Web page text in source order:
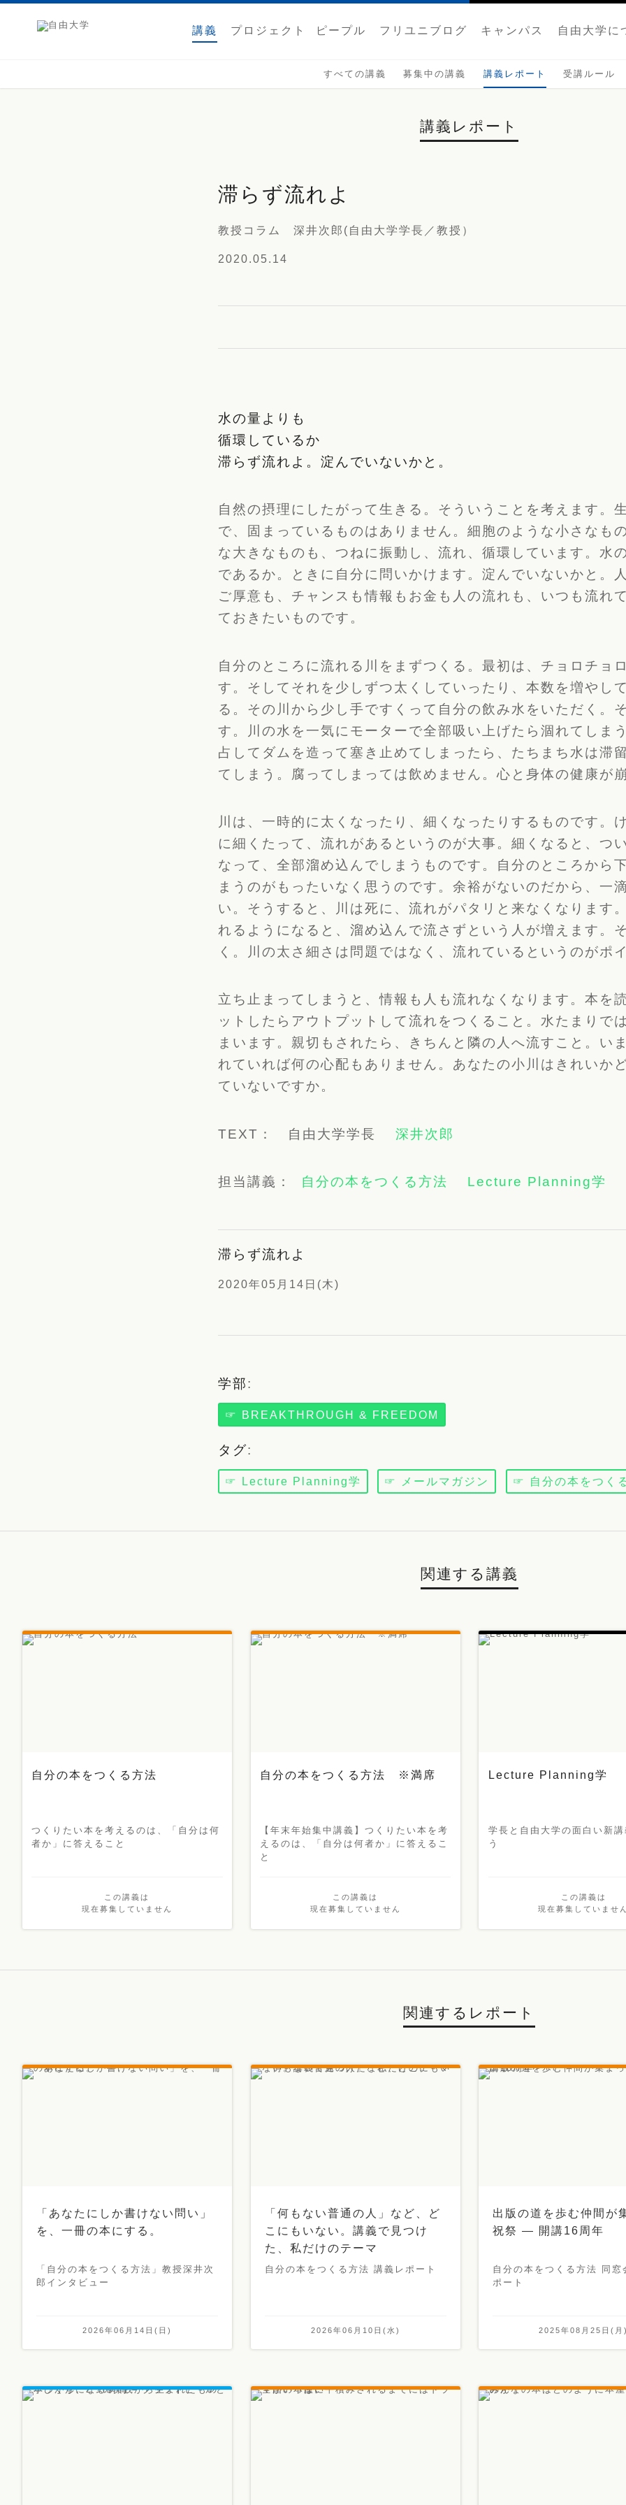
講義 プロジェクト ピープル フリユニブログ キャンパス 自由大学に
すべての講義 募集中の講義 講義レポート 受講ルール
講義レポート
滞らず流れよ
教授コラム 深井次郎(自由大学学長／教授）
2020.05.14
水の量よりも
循環しているか
滞らず流れよ。淀んでいないかと。
自然の摂理にしたがって生きる。そういうことを考えます。
で、固まっているものはありません。 細胞のような小さなも
な大きなものも、 つねに振動し、流れ、循環しています。 水
であるか。ときに自分に問いかけます。 淀んでいないかと。
ご厚意も、 チャンスも情報もお金も人の流れも、 いつも流れ
ておきたいものです。
自分のところに流れる川をまずつくる。最初は、 チョロチョ
す。 そしてそれを少しずつ太くしていったり、 本数を増やし
る。 その川から少し手ですくって自分の飲み水をいただく。
す。
川の水を一気にモーターで全部吸い上げたら涸れてしま
占してダムを造って塞き止めてしまったら、 たちまち水は滞
てしまう。 腐ってしまっては飲めません。心と身体の健康が
川は、一時的に太くなったり、細くなったりするものです。
に細くたって、流れがあるというのが大事。 細くなると、つ
なって、 全部溜め込んでしまうものです。 自分のところから
まうのがもったいなく思うのです 。余裕がないのだから、一
い。そうすると、
川は死に、流れがパタリと来なくなります
れるようになると、 溜め込んで流さずという人が増えます。
く。
川の太さ細さは問題ではなく、 流れているというのがポ
立ち止まってしまうと、情報も人も流れなくなります。 本を
ットしたらアウトプットして流れをつくること 。水たまりで
まいます。親切もされたら、
きちんと隣の人へ流すこと。い
れていれば何の心配もありません。 あなたの小川はきれいか
ていないですか。
TEXT： 自由大学学長 深井次郎
担当講義： 自分の本をつくる方法 Lecture Planning学
滞らず流れよ
2020年05月14日(木)
学部:
☞ BREAKTHROUGH & FREEDOM
タグ:
☞ Lecture Planning学 ☞ メールマガジン ☞ 自分の本をつく
関連する講義
自分の本をつくる方法
つくりたい本を考えるのは、「自分は何
者か」に答えること
この講義は
現在募集していません
自分の本をつくる方法 ※満席
【年末年始集中講義】つくりたい本を考
えるのは、「自分は何者か」に答えるこ
と
この講義は
現在募集していません
Lecture Planning学
学長と自由大学の面白い新
う
この講義は
現在募集していませ
関連するレポート
「あなたにしか書けない問い」
を、一冊の本にする。
「自分の本をつくる方法」教授深井次
郎インタビュー
2026年06月14日(日)
「何もない普通の人」など、ど
こにもいない。講義で見つけ
た、私だけのテーマ
自分の本をつくる方法 講義レポート
2026年06月10日(水)
出版の道を歩む仲間が
祝祭 ― 開講16周年
自分の本をつくる方法 同
ポート
2025年08月25日(